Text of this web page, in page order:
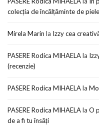
colecția de încălțăminte de
Mirela Marin la Izzy cea
PASERE Rodica MIHAELAla
(recenzie)
PASERE Rodica MIHAELAla
PASERE Rodica MIHAELAla O
de a fi tu însăți